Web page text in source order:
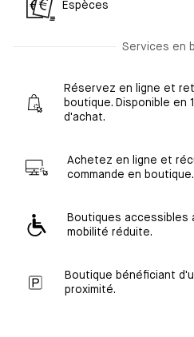
Espèces
Services en
Réservez en ligne et
boutique. Disponible en
d'achat.
Achetez en ligne et
commande en boutique.
Boutiques accessibles
mobilité réduite.
Boutique bénéficiant
proximité.